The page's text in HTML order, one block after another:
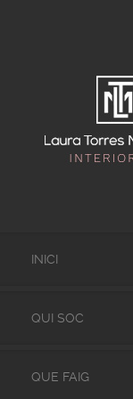
INICI
QUI SOC
QUE FAIG